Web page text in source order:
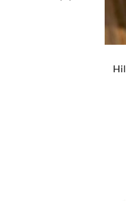
+